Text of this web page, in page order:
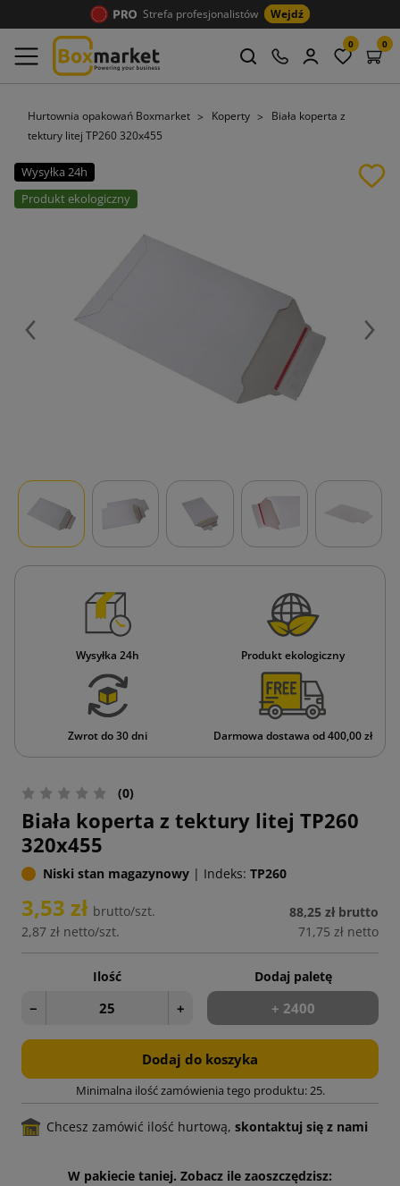
Strefa profesjonalistów Wejdź
0 0
Hurtownia opakowań Boxmarket Koperty
Biała koperta z
tektury litej TP260 320x455
Wysyłka 24h
Produkt ekologiczny
Poprzedni
Wysyłka 24h Produkt ekologiczny
Zwrot do 30 dni Darmowa dostawa od 400,00 zł
(0)
Biała koperta z tektury litej TP260
320x455
Niski stan magazynowy | Indeks: TP260
3,53 zł brutto/szt.
2,87 zł netto/szt.
88,25 zł brutto
71,75 zł netto
Ilość
− +
Dodaj paletę
+ 2400
Dodaj do koszyka
Minimalna ilość zamówienia tego produktu: 25.
Chcesz zamówić ilość hurtową, skontaktuj się z nami
W pakiecie taniej. Zobacz ile zaoszczędzisz: